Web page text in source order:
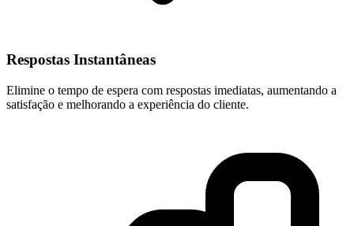
Respostas Instantâneas
Elimine o tempo de espera com respostas imediatas, aumentando a
satisfação e melhorando a experiência do cliente.